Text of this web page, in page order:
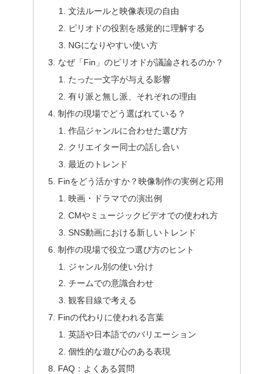
文法ルールと映像表現の自由
ピリオドの役割を感覚的に理解する
NGになりやすい使い方
なぜ「Fin」のピリオドが議論されるのか？
たった一文字が与える影響
有り派と無し派、それぞれの理由
制作の現場でどう選ばれている？
作品ジャンルに合わせた選び方
クリエイター同士の話し合い
最近のトレンド
Finをどう活かすか？映像制作の実例と応用
映画・ドラマでの演出例
CMやミュージックビデオでの使われ方
SNS動画における新しいトレンド
制作の現場で役立つ選び方のヒント
ジャンル別の使い分け
チームでの意識合わせ
観客目線で考える
Finの代わりに使われる言葉
英語や日本語でのバリエーション
個性的な遊び心のある表現
FAQ：よくある質問